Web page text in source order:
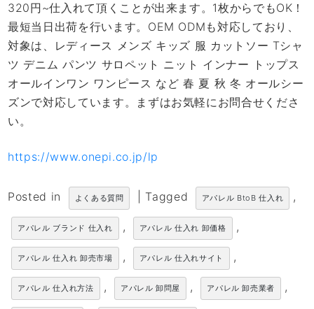
320円~仕入れて頂くことが出来ます。1枚からでもOK！
最短当日出荷を行います。OEM ODMも対応しており、
対象は、レディース メンズ キッズ 服 カットソー Tシャ
ツ デニム パンツ サロペット ニット インナー トップス
オールインワン ワンピース など 春 夏 秋 冬 オールシー
ズンで対応しています。まずはお気軽にお問合せくださ
い。
https://www.onepi.co.jp/lp
Posted in よくある質問 Tagged アパレル BtoB 仕入れ ,
アパレル ブランド 仕入れ , アパレル 仕入れ 卸価格 ,
アパレル 仕入れ 卸売市場 , アパレル 仕入れサイト ,
アパレル 仕入れ方法 , アパレル 卸問屋 , アパレル 卸売業者 ,